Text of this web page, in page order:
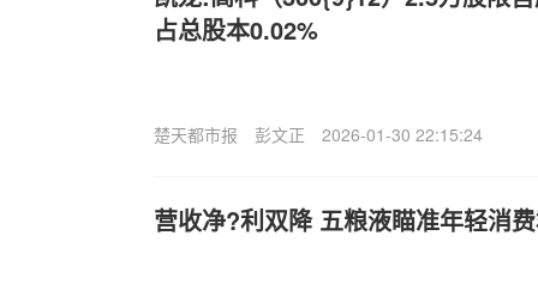
占总股本0.02%
楚天都市报 彭文正 2026-01-30 22:15:24
营收净?利双降 五粮液瞄准年轻消